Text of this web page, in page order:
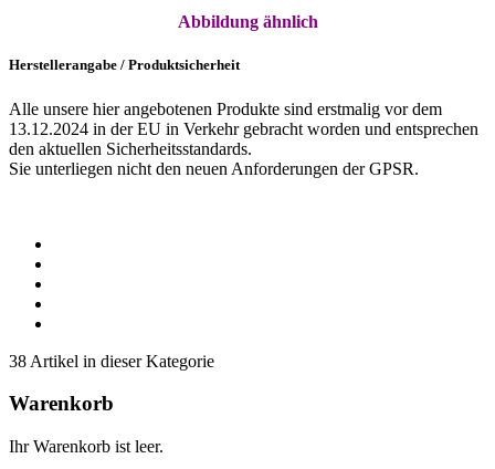
Abbildung ähnlich
Herstellerangabe / Produktsicherheit
Alle unsere hier angebotenen Produkte sind erstmalig vor dem
13.12.2024 in der EU in Verkehr gebracht worden und entsprechen
den aktuellen Sicherheitsstandards.
Sie unterliegen nicht den neuen Anforderungen der GPSR.
38 Artikel in dieser Kategorie
Warenkorb
Ihr Warenkorb ist leer.